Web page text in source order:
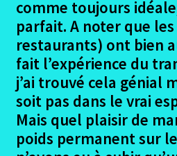
Podiensis – Figeac – Moissac
Porto – Santiago
La Garona – Toulouse Lourdes
La Regordane
comme toujours
parfait. A noter que
restaurants) ont bien
fait l’expérience du
j’ai trouvé cela génial
soit pas dans le vrai
Mais quel plaisir de
poids permanent sur